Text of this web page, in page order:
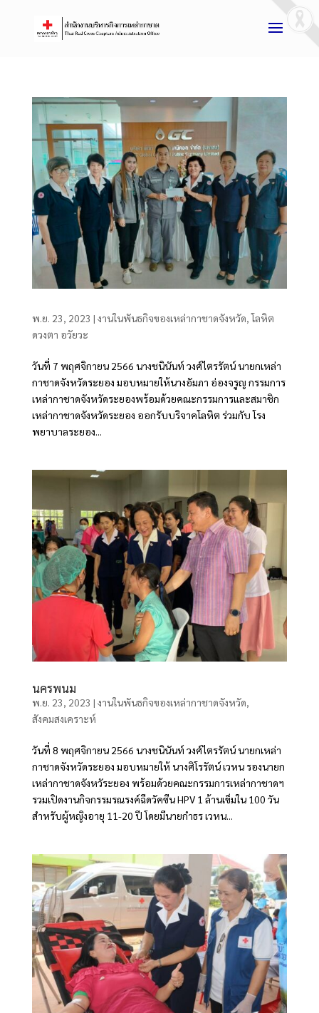
พ.ย. 23, 2023 | งานในพันธกิจของเหล่ากาชาดจังหวัด,โลหิต
ดวงตา อวัยวะ
วันที่ 7 พฤศจิกายน 2566 นางชนินันท์ วงศ์ไตรรัตน์ นายกเหล่า
กาชาดจังหวัดระยอง มอบหมายให้นางอัมภา อ่องจรูญ กรรมการ
เหล่ากาชาดจังหวัดระยองพร้อมด้วยคณะกรรมการและสมาชิก
เหล่ากาชาดจังหวัดระยอง ออกรับบริจาคโลหิต ร่วมกับ โรง
พยาบาลระยอง...
นครพนม
พ.ย. 23, 2023 | งานในพันธกิจของเหล่ากาชาดจังหวัด
สังคมสงเคราะห์
วันที่ 8 พฤศจิกายน 2566 นางชนินันท์ วงศ์ไตรรัตน์ นายกเหล่า
กาชาดจังหวัดระยอง มอบหมายให้ นางศิโรรัตน์ เวหน รองนายก
เหล่ากาชาดจังหวัระยอง พร้อมด้วยคณะกรรมการเหล่ากาชาดฯ
รวมเปิดงานกิจกรรมรณรงค์ฉีดวัคซีน HPV 1 ล้านเข็มใน 100 วัน
สำหรับผู้หญิงอายุ 11-20 ปี โดยมีนายกำธร เวหน...